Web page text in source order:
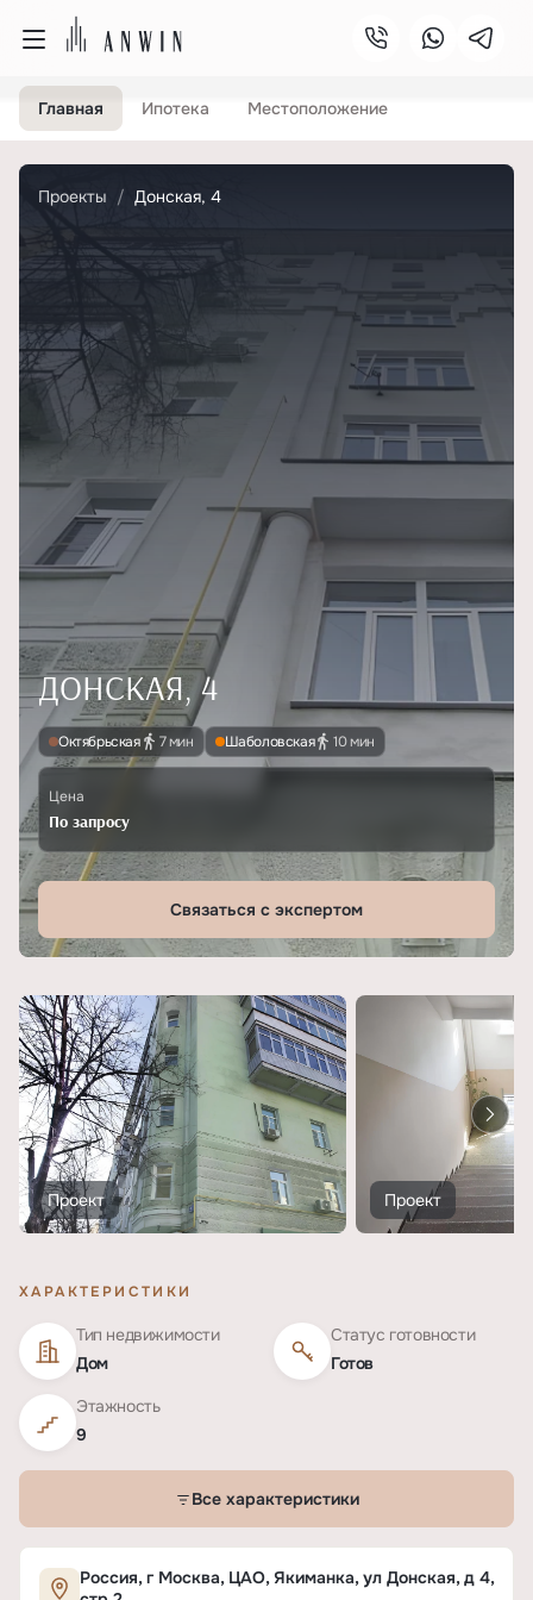
Главная Ипотека Местоположение
Проекты Донская, 4
ДОНСКАЯ, 4
Октябрьская 7 мин Шаболовская 10 мин
Цена
По запросу
Связаться с экспертом
Проект Проект
ХАРАКТЕРИСТИКИ
Тип недвижимости
Дом
Статус готовности
Готов
Этажность
9
Все характеристики
Характеристики ЖК «Донская, 4»
Россия, г Москва, ЦАО, Якиманка, ул Донская, д 4,